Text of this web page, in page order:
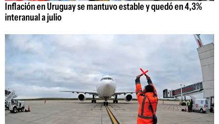
Inflación en Uruguay se mantuvo estable y quedó en 4,3%
interanual a julio